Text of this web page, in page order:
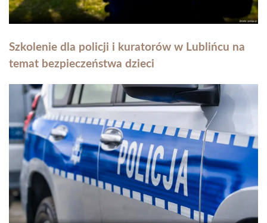
Szkolenie dla policji i kuratorów w Lublińcu na
temat bezpieczeństwa dzieci